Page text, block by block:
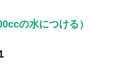
の水につける）